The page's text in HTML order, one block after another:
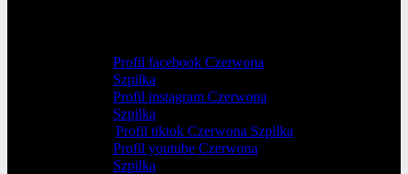
Profil facebook Czerwona
Szpilka
Profil instagram Czerwona
Szpilka
Profil tiktok Czerwona Szpilka
Profil youtube Czerwona
Szpilka